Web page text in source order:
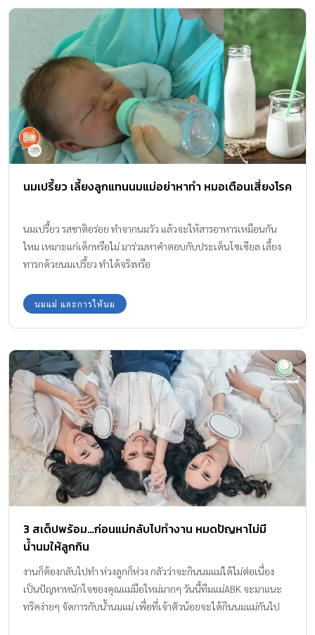
นมเปรี้ยว เลี้ยงลูกแทนนมแม่อย่าหาทำ หมอเตือนเสี่ยงโรค
นมเปรี้ยว รสชาติอร่อย ทำจากนมวัว แล้วจะให้สารอาหารเหมือนกัน
ไหม เหมาะแก่เด็กหรือไม่ มาร่วมหาคำตอบกับประเด็นโซเซียล เลี้ยง
ทารกด้วยนมเปรี้ยว ทำได้จริงหรือ
นมแม่ และการให้นม
3 สเต็ปพร้อม…ก่อนแม่กลับไปทำงาน หมดปัญหาไม่มี
น้ำนมให้ลูกกิน
งานก็ต้องกลับไปทำ ห่วงลูกก็ห่วง กลัวว่าจะกินนมแม่ได้ไม่ต่อเนื่อง
เป็นปัญหาหนักใจของคุณแม่มือใหม่มากๆ วันนี้ทีมแม่ABK จะมาแนะ
ทริคง่ายๆ จัดการกับน้ำนมแม่ เพื่อที่เจ้าตัวน้อยจะได้กินนมแม่กันไป